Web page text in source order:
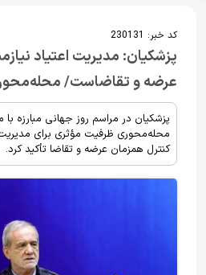
کد خبر: 230131
پزشکیان: مدیریت اعتیاد
عرضه و تقاضاست/
پزشکیان در مراسم روز جهانی مبارزه
محله‌محوری ظرفیت مؤثری برای
کنترل همزمان عرضه و تقاضا تأکید کرد.